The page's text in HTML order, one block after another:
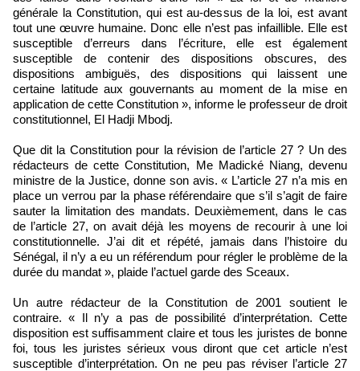
générale la Constitution, qui est au-dessus de la loi, est avant
tout une œuvre humaine. Donc elle n’est pas infaillible. Elle est
susceptible d’erreurs dans l’écriture, elle est également
susceptible de contenir des dispositions obscures, des
dispositions ambiguës, des dispositions qui laissent une
certaine latitude aux gouvernants au moment de la mise en
application de cette Constitution », informe le professeur de droit
constitutionnel, El Hadji Mbodj.
Que dit la Constitution pour la révision de l’article 27 ? Un des
rédacteurs de cette Constitution, Me Madické Niang, devenu
ministre de la Justice, donne son avis. « L’article 27 n’a mis en
place un verrou par la phase référendaire que s’il s’agit de faire
sauter la limitation des mandats. Deuxièmement, dans le cas
de l’article 27, on avait déjà les moyens de recourir à une loi
constitutionnelle. J’ai dit et répété, jamais dans l’histoire du
Sénégal, il n’y a eu un référendum pour régler le problème de la
durée du mandat », plaide l’actuel garde des Sceaux.
Un autre rédacteur de la Constitution de 2001 soutient le
contraire. « Il n’y a pas de possibilité d’interprétation. Cette
disposition est suffisamment claire et tous les juristes de bonne
foi, tous les juristes sérieux vous diront que cet article n’est
susceptible d’interprétation. On ne peu pas réviser l’article 27